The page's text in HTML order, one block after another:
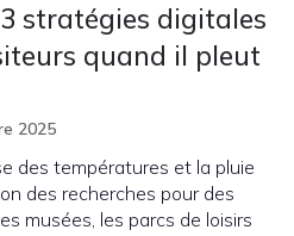
stratégies digitales
quand il pleut
2025
des températures et la pluie
des recherches pour des
musées, les parcs de loisirs